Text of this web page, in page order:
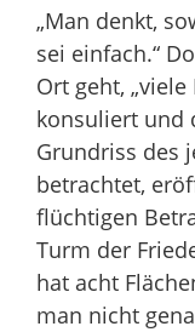
„Man denkt,
sei einfach.“
Ort geht,
konsuliert und
Grundriss des
betrachtet,
flüchtigen
Turm der
hat acht
man nicht